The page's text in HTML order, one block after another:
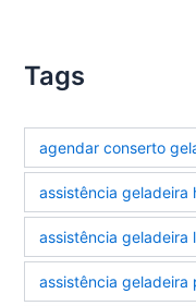
Tags
agendar conserto
assistência geladeira
assistência geladeira
assistência geladeira